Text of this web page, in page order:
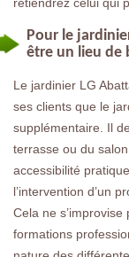
Pour le
être un lieu de
Le jardinier LG
ses clients que le
supplémentaire. Il
terrasse ou du
accessibilité
l’intervention d’un
Cela ne
formations